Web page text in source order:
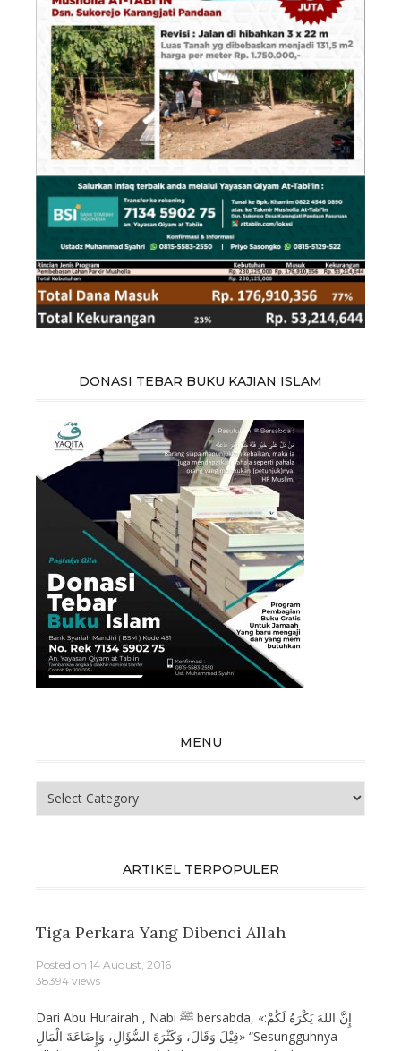
DONASI TEBAR BUKU KAJIAN ISLAM
MENU
Menu
ARTIKEL TERPOPULER
Tiga Perkara Yang Dibenci Allah
Posted on 14 August, 2016
38394 views
Dari Abu Hurairah , Nabi ﷺ bersabda, «إِنَّ اللهَ يَكْرَهُ لَكُمْ:
قِيْلَ وَقَالَ، وَكَثْرَةَ السُّؤَالِ، وَإِضَاعَةَ الْمَالِ» “Sesungguhnya